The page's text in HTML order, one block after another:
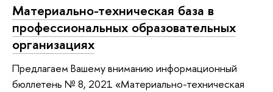
Материально-техническая база в
профессиональных образовательных
организациях
Предлагаем Вашему вниманию информационный
бюллетень № 8, 2021 «Материально-техническая